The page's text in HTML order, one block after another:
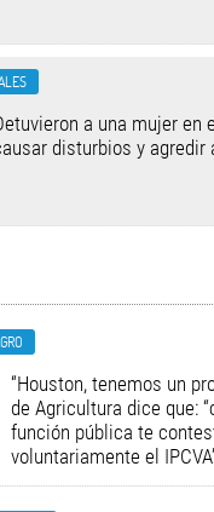
a una mujer en
disturbios y agredir
“Houston, tenemos un
de Agricultura dice que:
función pública te
voluntariamente el